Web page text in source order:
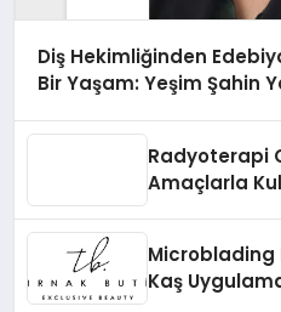
Diş Hekimliğinden
Bir Yaşam: Yeşim Şahin
Radyoterapi
Amaçlarla
Microblading
Kaş